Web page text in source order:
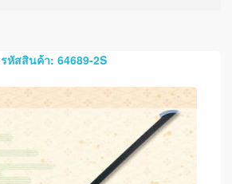
รหัสสินค้า: 64689-2S